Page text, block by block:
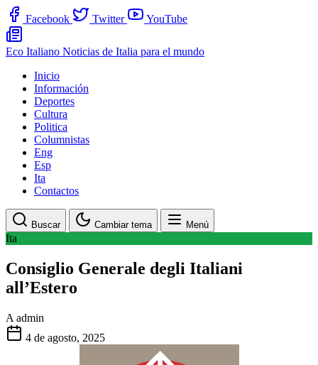
Facebook Twitter YouTube
Eco Italiano Noticias de Italia para el mundo
Inicio
Información
Deportes
Cultura
Politica
Columnistas
Eng
Esp
Ita
Contactos
Buscar Cambiar tema Menú
Ita
Consiglio Generale degli Italiani
all’Estero
A admin
4 de agosto, 2025